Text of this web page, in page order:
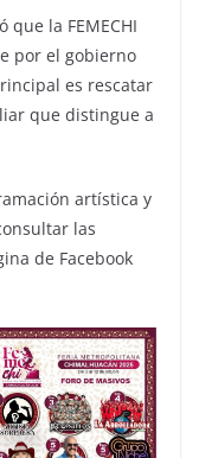
que la FEMECHI
por el gobierno
es rescatar
que distingue a
artística y
las
de Facebook